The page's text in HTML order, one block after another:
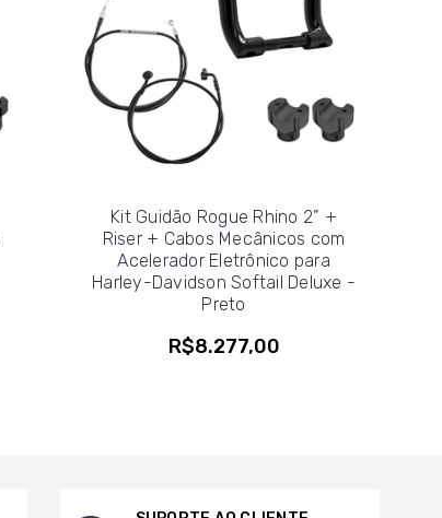
Kit Guidão Rogue Rhino 2” +
Riser + Cabos Mecânicos com
Acelerador Eletrônico para
Harley-Davidson Softail Deluxe -
Preto
R$8.277,00